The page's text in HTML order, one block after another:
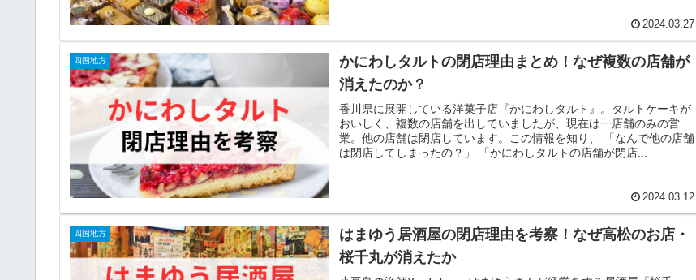
2024.03.27
四国地方
かにわしタルトの閉店理由まとめ！なぜ複数の店舗が
消えたのか？
香川県に展開している洋菓子店『かにわしタルト』。タルトケーキが
おいしく、複数の店舗を出していましたが、現在は一店舗のみの営
業。他の店舗は閉店しています。この情報を知り、 「なんで他の店舗
は閉店してしまったの？」 「かにわしタルトの店舗が閉店...
2024.03.12
四国地方
はまゆう居酒屋の閉店理由を考察！なぜ高松のお店・
桜千丸が消えたか